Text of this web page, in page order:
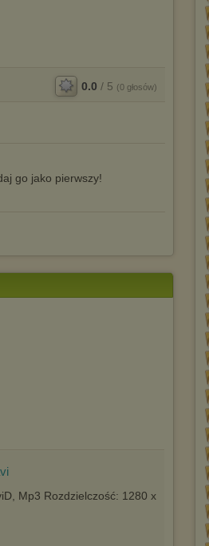
0.0 / 5 (0 głosów)
go jako pierwszy!
Mp3 Rozdzielczość: 1280 x